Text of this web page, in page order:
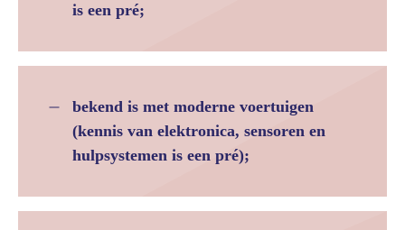
is een pré;
bekend is met moderne voertuigen
(kennis van elektronica, sensoren en
hulpsystemen is een pré);